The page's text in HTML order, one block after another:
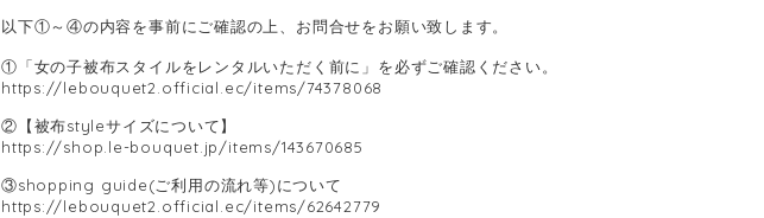
以下①～④の内容を事前にご確認の上、お問合せをお願い致します。
①「女の子被布スタイルをレンタルいただく前に」を必ずご確認ください。
https://lebouquet2.official.ec/items/74378068
②【被布styleサイズについて】
https://shop.le-bouquet.jp/items/143670685
③shopping guide(ご利用の流れ等)について
https://lebouquet2.official.ec/items/62642779